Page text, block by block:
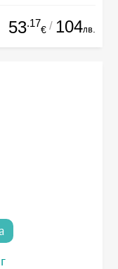
53.17
€ / 104лв.